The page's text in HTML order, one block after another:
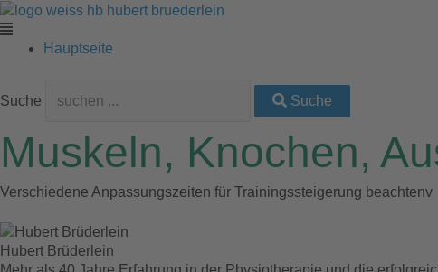
Zum
Inhalt
springen
Main
Menu
Hauptseite
Suche Suche
Muskeln, Knochen,
Verschiedene Anpassungszeiten für Trainingssteigerung beachtenv
Hubert Brüderlein
Main
Menu
Main
Menu
Main
Menu
Main
Menu